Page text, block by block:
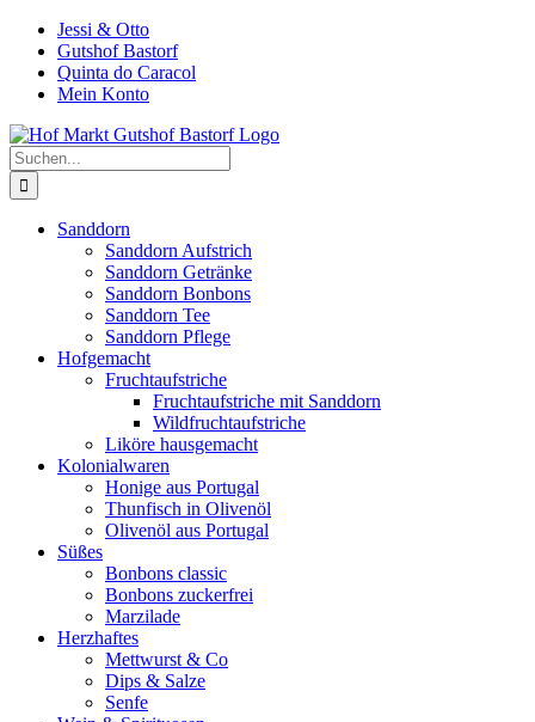
Zum
Inhalt
springen
Jessi & Otto
Gutshof Bastorf
Quinta do Caracol
Mein Konto
Suche
nach:
Sanddorn
Sanddorn Aufstrich
Sanddorn Getränke
Sanddorn Bonbons
Sanddorn Tee
Sanddorn Pflege
Hofgemacht
Fruchtaufstriche
Fruchtaufstriche mit Sanddorn
Wildfruchtaufstriche
Liköre hausgemacht
Kolonialwaren
Honige aus Portugal
Thunfisch in Olivenöl
Olivenöl aus Portugal
Süßes
Bonbons classic
Bonbons zuckerfrei
Marzilade
Herzhaftes
Mettwurst & Co
Dips & Salze
Senfe